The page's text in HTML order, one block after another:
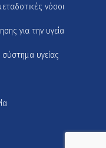
νόσοι
για την υγεία
υγείας